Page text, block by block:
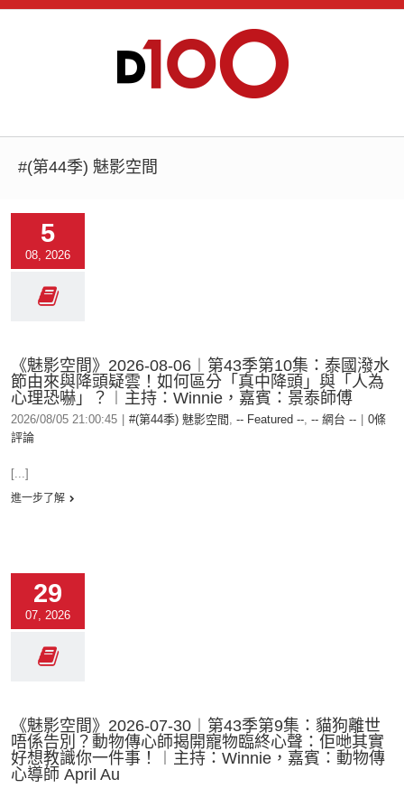
#(第44季) 魅影空間
5
08, 2026
《魅影空間》2026-08-06︱第43季第10集：泰國潑水
節由來與降頭疑雲！如何區分「真中降頭」與「人為
心理恐嚇」？︱主持：Winnie，嘉賓：景泰師傅
2026/08/05 21:00:45 #(第44季) 魅影空間 , -- Featured --, -- 網台 --
0條
評論
[...]
進一步了解
29
07, 2026
《魅影空間》2026-07-30︱第43季第9集：貓狗離世
唔係告別？動物傳心師揭開寵物臨終心聲：佢哋其實
好想教識你一件事！︱主持：Winnie，嘉賓：動物傳
心導師 April Au